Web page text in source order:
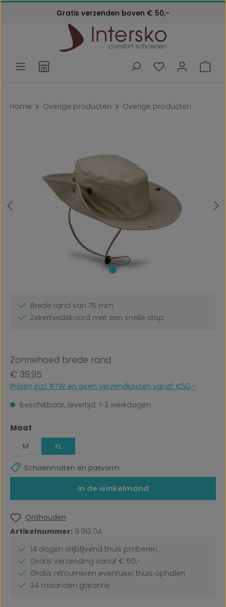
Ga naar de hoofdinhoud
24 maanden garantie
Klantenservice: 072 - 571 79 79
Gratis verzenden boven € 50,-
Home Overige producten Overige producten
Brede rand van 75 mm
Zekerheidskoord met een snelle stop
Zonnehoed brede rand
Normale prijs:
€ 39,95
Prijzen incl. BTW en geen verzendkosten vanaf €50,-
Beschikbaar, levertijd: 1-3 werkdagen
Selecteer
Maat
M XL
Schoenmaten en pasvorm
In de winkelmand
Onthouden
Artikelnummer: 9.913.04
14 dagen vrijblijvend thuis proberen
Gratis verzending vanaf € 50,-
Gratis retourneren eventueel thuis ophalen
24 maanden garantie